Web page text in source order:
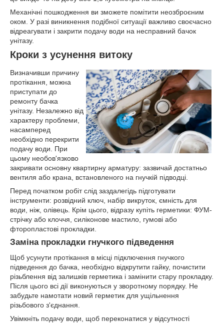
Механічні пошкодження ви зможете помітити неозброєним
оком. У разі виникнення подібної ситуації важливо своєчасно
відреагувати і закрити подачу води на несправний бачок
унітазу.
Кроки з усунення витоку
Визначивши причину
протікання, можна
приступати до
ремонту бачка
унітазу. Незалежно від
характеру проблеми,
насамперед
необхідно перекрити
подачу води. При
цьому необов'язково
закривати основну квартирну арматуру: зазвичай достатньо
вентиля або крана, встановленого на гнучкій підводці.
Перед початком робіт слід заздалегідь підготувати
інструменти: розвідний ключ, набір викруток, ємність для
води, ніж, олівець. Крім цього, відразу купіть герметики: ФУМ-
стрічку або клоччя, силіконове мастило, гумові або
фторопластові прокладки.
Заміна прокладки гнучкого підведення
Щоб усунути протікання в місці підключення гнучкого
підведення до бачка, необхідно відкрутити гайку, почистити
різьблення від залишків герметика і замінити стару прокладку.
Після цього всі дії виконуються у зворотному порядку. Не
забудьте намотати новий герметик для ущільнення
різьбового з'єднання.
Увімкніть подачу води, щоб переконатися у відсутності